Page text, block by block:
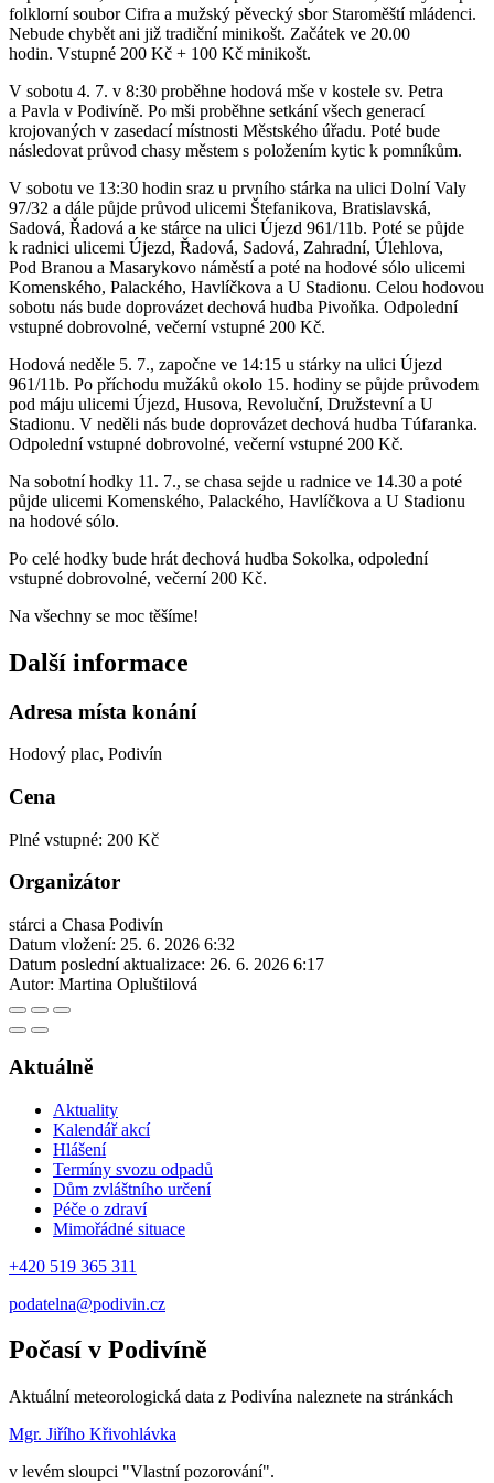
folklorní soubor Cifra a mužský pěvecký sbor Staroměští mládenci.
Nebude chybět ani již tradiční minikošt. Začátek ve 20.00
hodin. Vstupné 200 Kč + 100 Kč minikošt.
V sobotu 4. 7. v 8:30 proběhne hodová mše v kostele sv. Petra
a Pavla v Podivíně. Po mši proběhne setkání všech generací
krojovaných v zasedací místnosti Městského úřadu. Poté bude
následovat průvod chasy městem s položením kytic k pomníkům.
V sobotu ve 13:30 hodin sraz u prvního stárka na ulici Dolní Valy
97/32 a dále půjde průvod ulicemi Štefanikova, Bratislavská,
Sadová, Řadová a ke stárce na ulici Újezd 961/11b. Poté se půjde
k radnici ulicemi Újezd, Řadová, Sadová, Zahradní, Úlehlova,
Pod Branou a Masarykovo náměstí a poté na hodové sólo ulicemi
Komenského, Palackého, Havlíčkova a U Stadionu. Celou hodovou
sobotu nás bude doprovázet dechová hudba Pivoňka. Odpolední
vstupné dobrovolné, večerní vstupné 200 Kč.
Hodová neděle 5. 7., započne ve 14:15 u stárky na ulici Újezd
961/11b. Po příchodu mužáků okolo 15. hodiny se půjde průvodem
pod máju ulicemi Újezd, Husova, Revoluční, Družstevní a U
Stadionu. V neděli nás bude doprovázet dechová hudba Túfaranka.
Odpolední vstupné dobrovolné, večerní vstupné 200 Kč.
Na sobotní hodky 11. 7., se chasa sejde u radnice ve 14.30 a poté
půjde ulicemi Komenského, Palackého, Havlíčkova a U Stadionu
na hodové sólo.
Po celé hodky bude hrát dechová hudba Sokolka, odpolední
vstupné dobrovolné, večerní 200 Kč.
Na všechny se moc těšíme!
Další informace
Adresa místa konání
Hodový plac, Podivín
Cena
Plné vstupné: 200 Kč
Organizátor
stárci a Chasa Podivín
Datum vložení: 25. 6. 2026 6:32
Datum poslední aktualizace: 26. 6. 2026 6:17
Autor: Martina Opluštilová
Aktuálně
Aktuality
Kalendář akcí
Hlášení
Termíny svozu odpadů
Dům zvláštního určení
Péče o zdraví
Mimořádné situace
+420 519 365 311
podatelna@podivin.cz
Počasí v Podivíně
Aktuální meteorologická data z Podivína naleznete na stránkách
Mgr. Jiřího Křivohlávka
v levém sloupci "Vlastní pozorování".